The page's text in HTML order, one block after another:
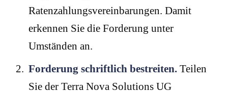
Ratenzahlungsvereinbarungen. Damit
erkennen Sie die Forderung unter
Umständen an.
Forderung schriftlich bestreiten. Teilen
Sie der Terra Nova Solutions UG